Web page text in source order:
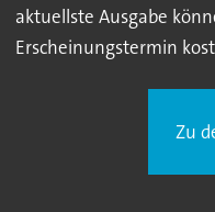
aktuellste Ausgabe
Erscheinungstermin
Zu